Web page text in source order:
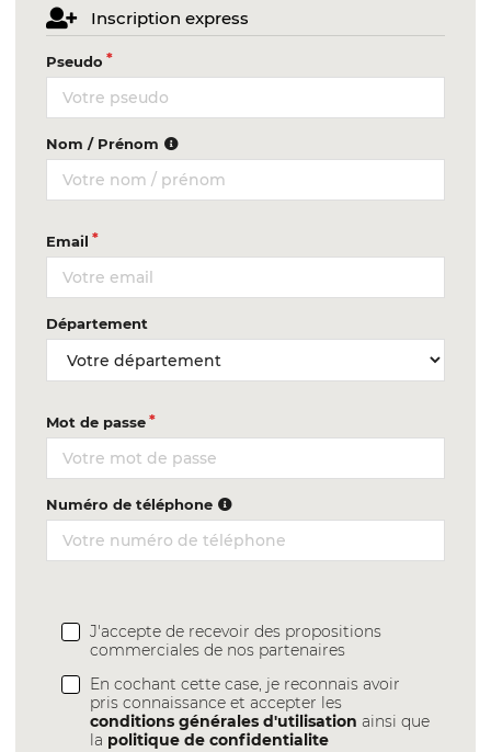
Inscription express
Pseudo
Nom / Prénom
Email
Département
Mot de passe
Numéro de téléphone
J'accepte de recevoir des propositions
commerciales de nos partenaires
En cochant cette case, je reconnais avoir
pris connaissance et accepter les
conditions générales d'utilisation ainsi que
la politique de confidentialite